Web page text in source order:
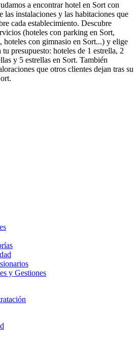
a encontrar hotel en Sort con
las instalaciones y las habitaciones que
cada establecimiento. Descubre
(hoteles con parking en Sort,
hoteles con gimnasio en Sort...) y elige
presupuesto: hoteles de 1 estrella, 2
y 5 estrellas en Sort. También
que otros clientes dejan tras su
y Gestiones